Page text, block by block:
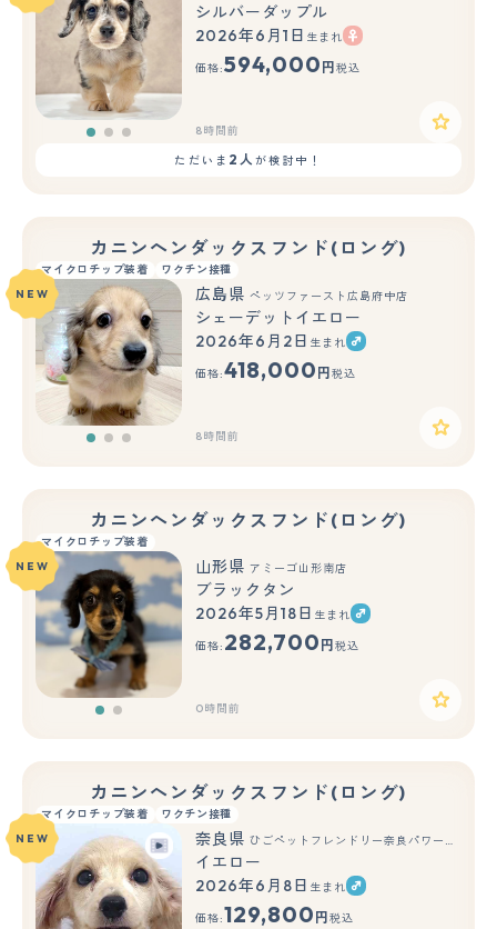
もっと見る
シルバーダップル
2026年6月1日 生まれ
価格:594,000 円 税込
8時間前
ただいま 2人が検討中！
カニンヘンダックスフンド(ロング)
マイクロチップ装着 ワクチン接種
もっと見る
NEW 広島県 ペッツファースト広島府中店
シェーデットイエロー
2026年6月2日 生まれ
価格:418,000 円 税込
8時間前
カニンヘンダックスフンド(ロング)
マイクロチップ装着
もっと見る
NEW 山形県 アミーゴ山形南店
ブラックタン
2026年5月18日 生まれ
価格: 282,700 円 税込
0時間前
カニンヘンダックスフンド(ロング)
マイクロチップ装着 ワクチン接種
もっと見る
NEW 奈良県 ひごペットフレンドリー奈良パワーシティ店
イエロー
2026年6月8日 生まれ
価格:129,800 円 税込